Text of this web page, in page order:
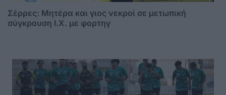
Σέρρες: Μητέρα και γιος νεκροί σε μετωπική
σύγκρουση Ι.Χ. με φορτηγ